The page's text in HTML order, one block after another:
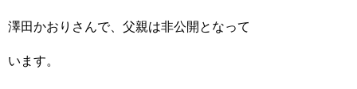
澤田かおりさんで、父親は非公開となって
います。